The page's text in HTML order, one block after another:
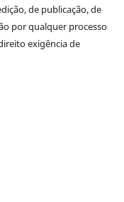
de publicação, de
por qualquer processo
exigência de